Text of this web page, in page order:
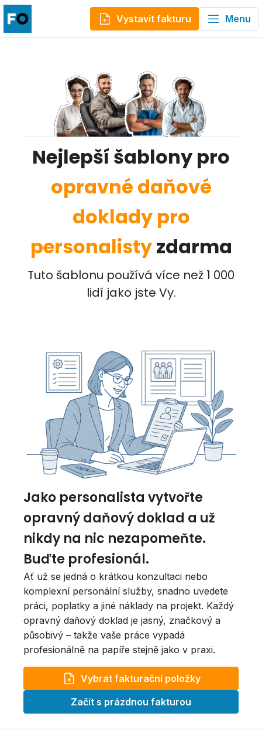
Vystavit fakturu Menu
Nejlepší šablony pro
opravné daňové
doklady pro
personalistyzdarma
Tuto šablonu používá více než 1 000
lidí jako jste Vy.
Jako personalista vytvořte
opravný daňový doklad a už
nikdy na nic nezapomeňte.
Buďte profesionál.
Ať už se jedná o krátkou konzultaci nebo
komplexní personální služby, snadno uvedete
práci, poplatky a jiné náklady na projekt. Každý
opravný daňový doklad je jasný, značkový a
působivý – takže vaše práce vypadá
profesionálně na papíře stejně jako v praxi.
Vybrat fakturační položky
Začít s prázdnou fakturou